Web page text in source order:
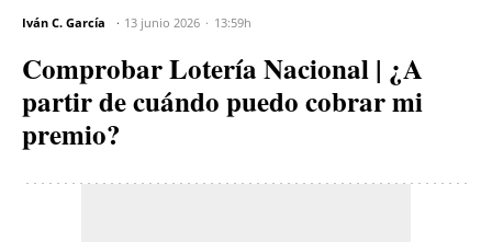
Iván C. García 13 junio 2026 13:59h
Comprobar Lotería Nacional | ¿A
partir de cuándo puedo cobrar mi
premio?